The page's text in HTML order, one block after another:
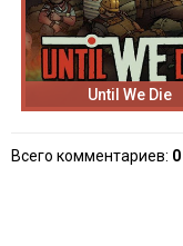
Until We Die
Всего комментариев: 0